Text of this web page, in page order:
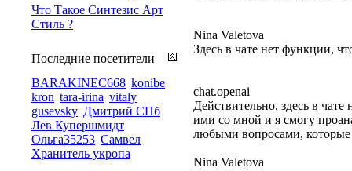
Nina Valetova
Здесь в чате нет функции,
chat.openai
Действительно, здесь в
ими со мной и я смогу
любыми вопросами, которые
Nina Valetova
Что Такое Синтезис Арт
Стиль ?
Последние посетители
BARAKINEC668 konibe
kron tara-irina vitaly
gusevsky Дмитрий СПб
Лев Купершмидт
Ольга35253 Самвел
Хранитель укропа